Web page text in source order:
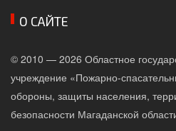
О САЙТЕ
© 2010 — 2026 Областное
учреждение «Пожарно-
обороны, защиты населения,
безопасности Магаданской